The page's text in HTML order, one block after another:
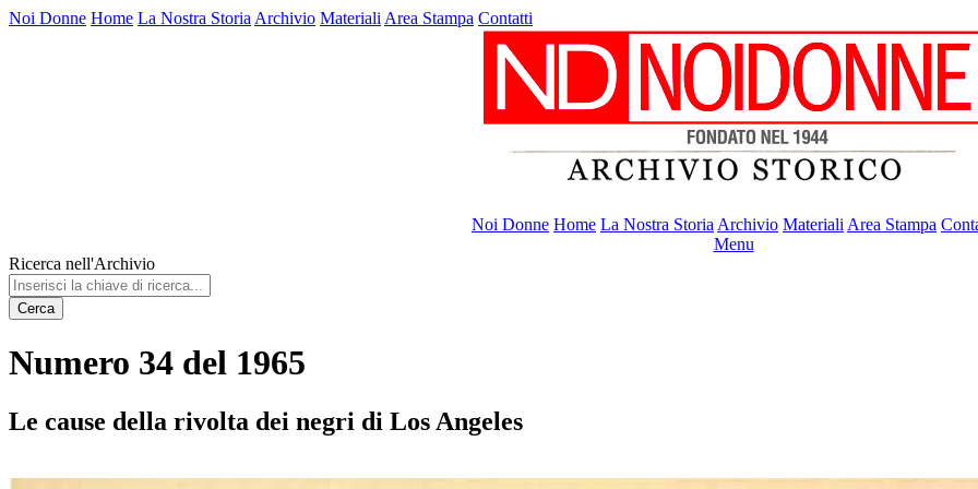
Noi Donne Home La Nostra Storia Archivio Materiali Area Stampa Contatti
Noi Donne Home La Nostra Storia Archivio Materiali Area Stampa
Menu
Ricerca nell'Archivio
Cerca
Numero 34 del 1965
Le cause della rivolta dei negri di Los Angeles